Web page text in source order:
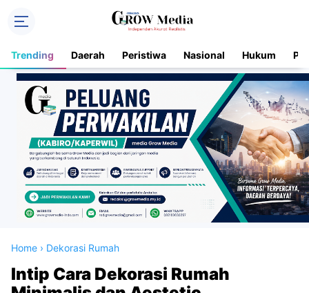
Trending Daerah Peristiwa Nasional Hukum
Home › Dekorasi Rumah
Intip Cara Dekorasi Rumah